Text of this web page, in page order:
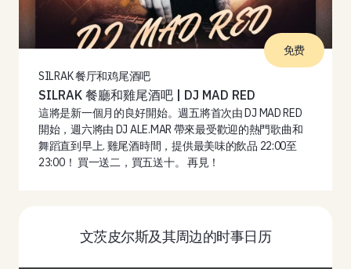
SILRAK 餐厅和鸡尾酒吧
SILRAK 餐廳和雞尾酒吧 | DJ MAD RED
這將是新一個月的良好開始。週五將首次由 DJ MAD RED
開始，週六將由 DJ ALE.MAR 帶來最受歡迎的熱門歌曲和
舞蹈直到早上. 雞尾酒時間，提供最美味的飲品 22:00至
23:00！ 買一送二，買五送十。 再見！
免费
文茨皮尔斯及其周边的时事日历